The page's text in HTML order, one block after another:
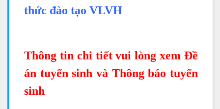
thức đào tạo VLVH
Thông tin chi tiết vui lòng xem Đề
án tuyển sinh và Thông báo tuyển
sinh